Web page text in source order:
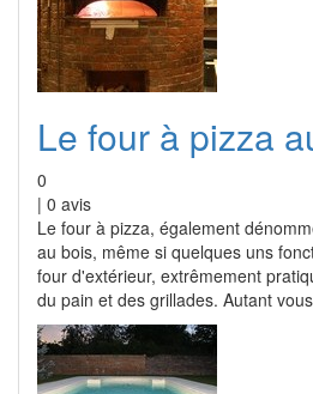
Le four à pizza
0
| 0 avis
Le four à pizza, également
au bois, même si quelques uns
four d'extérieur, extrêmement
du pain et des grillades. Autant